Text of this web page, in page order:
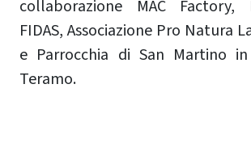
collaborazione MAC Factory,
FIDAS, Associazione Pro Natura
e Parrocchia di San Martino
Teramo.